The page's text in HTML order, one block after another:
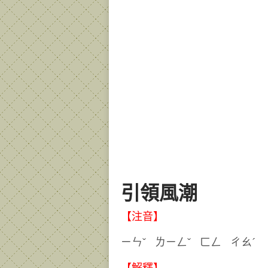
引領風潮
【注音】
ㄧㄣˇ ㄌㄧㄥˇ ㄈㄥ ㄔ